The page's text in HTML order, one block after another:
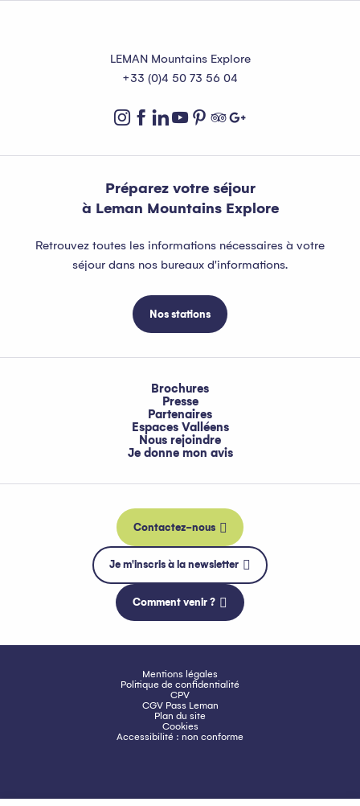
LEMAN Mountains Explore
+33 (0)4 50 73 56 04
Préparez votre séjour
à Leman Mountains Explore
Retrouvez toutes les informations nécessaires à votre
séjour dans nos bureaux d'informations.
Nos stations
Brochures
Presse
Partenaires
Espaces Valléens
Nous rejoindre
Je donne mon avis
Contactez-nous
Je m'inscris à la newsletter
Comment venir ?
Mentions légales
Politique de confidentialité
CPV
CGV Pass Leman
Plan du site
Cookies
Accessibilité : non conforme